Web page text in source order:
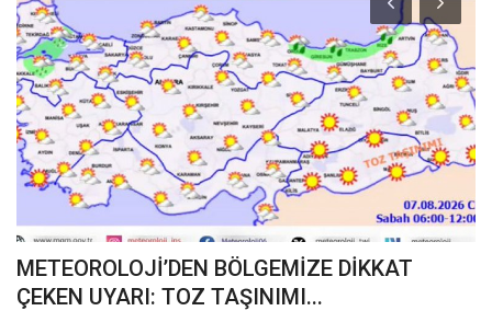
METEOROLOJİ’DEN BÖLGEMİZE DİKKAT
ÇEKEN UYARI: TOZ TAŞINIMI...